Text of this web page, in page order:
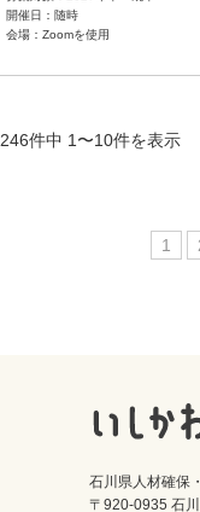
開催日：随時
会場：Zoomを使用
246件中 1〜10件を表示
1
石川県人材確保
〒920-0935 石